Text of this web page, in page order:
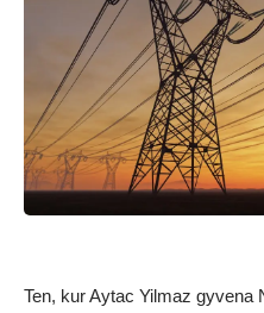
Ten, kur Aytac Yilmaz gyvena